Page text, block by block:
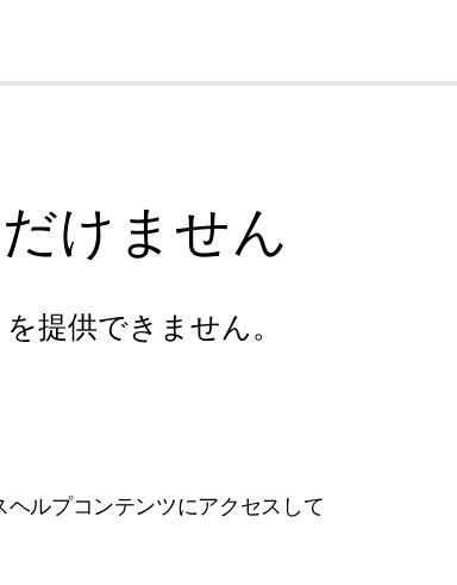
けません
提供できません。
ルプコンテンツにアクセスして